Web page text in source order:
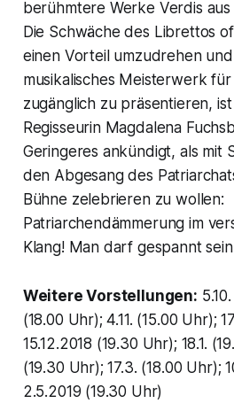
berühmtere Werke Verdis
Die Schwäche des Librettos
einen Vorteil umzudrehen
musikalisches Meisterwerk
zugänglich zu präsentieren,
Regisseurin Magdalena
Geringeres ankündigt, als mit
den Abgesang des
Bühne zelebrieren zu wollen:
Patriarchendämmerung im
Klang! Man darf gespannt
Weitere Vorstellungen:
(18.00 Uhr); 4.11. (15.00 Uhr);
15.12.2018 (19.30 Uhr); 18.1.
(19.30 Uhr); 17.3. (18.00 Uhr);
2.5.2019 (19.30 Uhr)